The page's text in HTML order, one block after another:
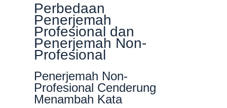
Perbedaan
Penerjemah
Profesional dan
Penerjemah Non-
Profesional
Penerjemah Non-
Profesional Cenderung
Menambah Kata